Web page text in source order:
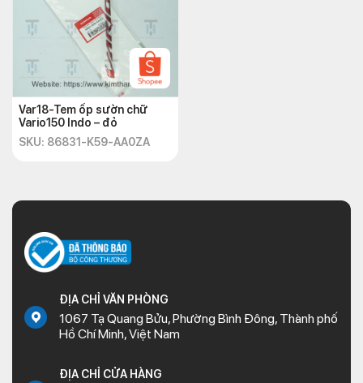
Var18-Tem ốp sườn chữ
Vario150 Indo – đỏ
SKU: 86831-K59-AA0ZA
ĐỊA CHỈ VĂN PHÒNG
1067 Tạ Quang Bửu, Phường Bình Đông, Thành phố
Hồ Chí Minh, Việt Nam
ĐỊA CHỈ CỬA HÀNG